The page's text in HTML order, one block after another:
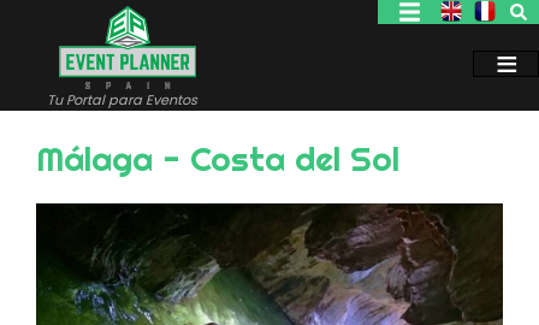
contenido
Tu Portal para Eventos
Málaga - Costa del Sol